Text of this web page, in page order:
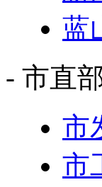
蓝
- 市直
市
市